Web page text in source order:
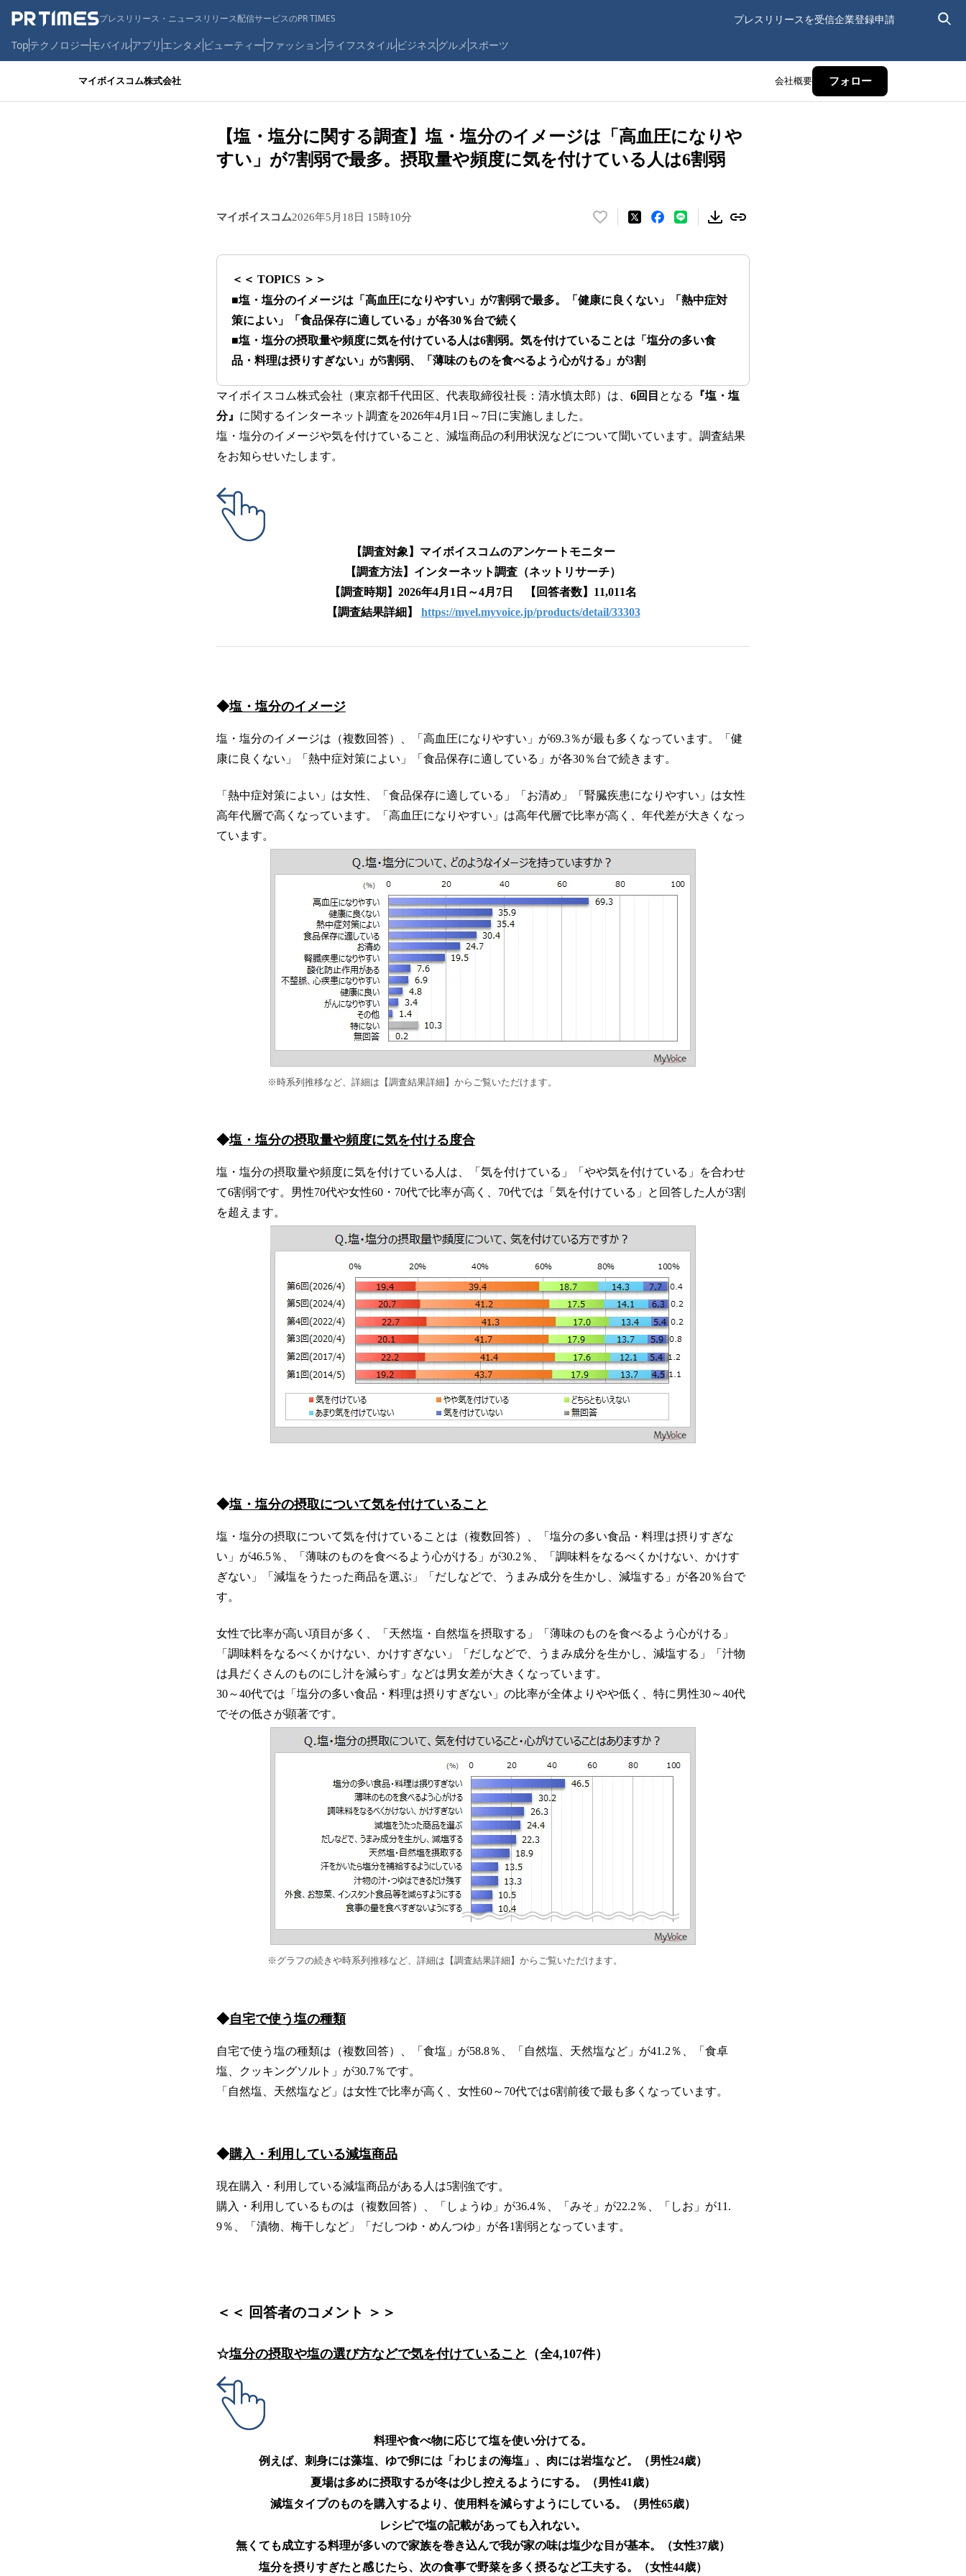
プレスリリース・ニュースリリース配信サービスのPR TIMES プレスリリースを受信企業登録申請
Topテクノロジーモバイルアプリ エンタメ ビューティーファッションライフスタイルビジネス グルメ スポーツ
マイボイスコム株式会社 会社概要 フォロー
【塩・塩分に関する調査】塩・塩分のイメージは「高血圧になりや
すい」が7割弱で最多。摂取量や頻度に気を付けている人は6割弱
マイボイスコム2026年5月18日 15時10分
い
ね
を
込
み
で
す
＜＜ TOPICS ＞＞
■塩・塩分のイメージは「高血圧になりやすい」が7割弱で最多。「健康に良くない」「熱中症対
策によい」「食品保存に適している」が各30％台で続く
■塩・塩分の摂取量や頻度に気を付けている人は6割弱。気を付けていることは「塩分の多い食
品・料理は摂りすぎない」が5割弱、「薄味のものを食べるよう心がける」が3割
マイボイスコム株式会社（東京都千代田区、代表取締役社長：清水慎太郎）は、 6回目 となる
『塩・塩
分』 に関するインターネット調査を2026年4月1日～7日に実施しました。
塩・塩分のイメージや気を付けていること、減塩商品の利用状況などについて聞いています。調査結果
をお知らせいたします。
【調査対象】マイボイスコムのアンケートモニター
【調査方法】インターネット調査（ネットリサーチ）
【調査時期】2026年4月1日～4月7日 【回答者数】11,011名
【調査結果詳細】 https://myel.myvoice.jp/products/detail/33303
◆塩・塩分のイメージ
塩・塩分のイメージは（複数回答）、「高血圧になりやすい」が69.3％が最も多くなっています。「健
康に良くない」「熱中症対策によい」「食品保存に適している」が各30％台で続きます。
「熱中症対策によい」は女性、「食品保存に適している」「お清め」「腎臓疾患になりやすい」は女性
高年代層で高くなっています。「高血圧になりやすい」は高年代層で比率が高く、年代差が大きくなっ
ています。
※時系列推移など、詳細は【調査結果詳細】からご覧いただけます。
◆塩・塩分の摂取量や頻度に気を付ける度合
塩・塩分の摂取量や頻度に気を付けている人は、「気を付けている」「やや気を付けている」を合わせ
て6割弱です。男性70代や女性60・70代で比率が高く、70代では「気を付けている」と回答した人が3割
を超えます。
◆塩・塩分の摂取について気を付けていること
塩・塩分の摂取について気を付けていることは（複数回答）、「塩分の多い食品・料理は摂りすぎな
い」が46.5％、「薄味のものを食べるよう心がける」が30.2％、「調味料をなるべくかけない、かけす
ぎない」「減塩をうたった商品を選ぶ」「だしなどで、うまみ成分を生かし、減塩する」が各20％台で
す。
女性で比率が高い項目が多く、「天然塩・自然塩を摂取する」「薄味のものを食べるよう心がける」
「調味料をなるべくかけない、かけすぎない」「だしなどで、うまみ成分を生かし、減塩する」「汁物
は具だくさんのものにし汁を減らす」などは男女差が大きくなっています。
30～40代では「塩分の多い食品・料理は摂りすぎない」の比率が全体よりやや低く、特に男性30～40代
でその低さが顕著です。
※グラフの続きや時系列推移など、詳細は【調査結果詳細】からご覧いただけます。
◆自宅で使う塩の種類
自宅で使う塩の種類は（複数回答）、「食塩」が58.8％、「自然塩、天然塩など」が41.2％、「食卓
塩、クッキングソルト」が30.7％です。
「自然塩、天然塩など」は女性で比率が高く、女性60～70代では6割前後で最も多くなっています。
◆購入・利用している減塩商品
現在購入・利用している減塩商品がある人は5割強です。
購入・利用しているものは（複数回答）、「しょうゆ」が36.4％、「みそ」が22.2％、「しお」が11.
9％、「漬物、梅干しなど」「だしつゆ・めんつゆ」が各1割弱となっています。
＜＜ 回答者のコメント ＞＞
☆塩分の摂取や塩の選び方などで気を付けていること （全4,107件）
料理や食べ物に応じて塩を使い分けてる。
例えば、刺身には藻塩、ゆで卵には「わじまの海塩」、肉には岩塩など。（男性24歳）
夏場は多めに摂取するが冬は少し控えるようにする。（男性41歳）
減塩タイプのものを購入するより、使用料を減らすようにしている。（男性65歳）
レシピで塩の記載があっても入れない。
無くても成立する料理が多いので家族を巻き込んで我が家の味は塩少な目が基本。（女性37歳）
塩分を摂りすぎたと感じたら、次の食事で野菜を多く摂るなど工夫する。（女性44歳）